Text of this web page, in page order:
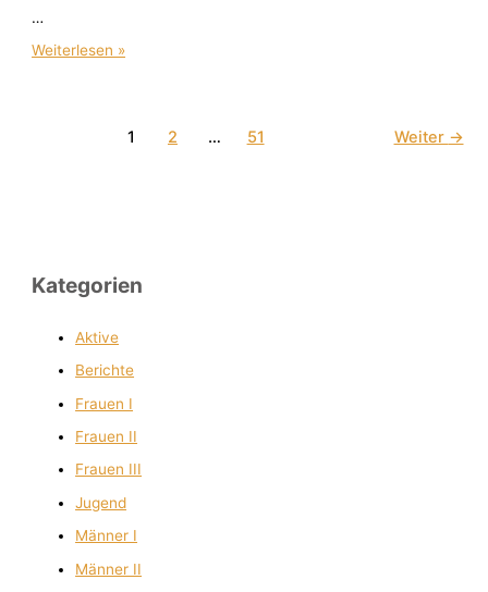
Kategorien
Aktive
Berichte
Frauen I
Frauen II
Frauen III
Jugend
Männer I
Männer II
…
Weiterlesen »
1 2 … 51 Weiter →